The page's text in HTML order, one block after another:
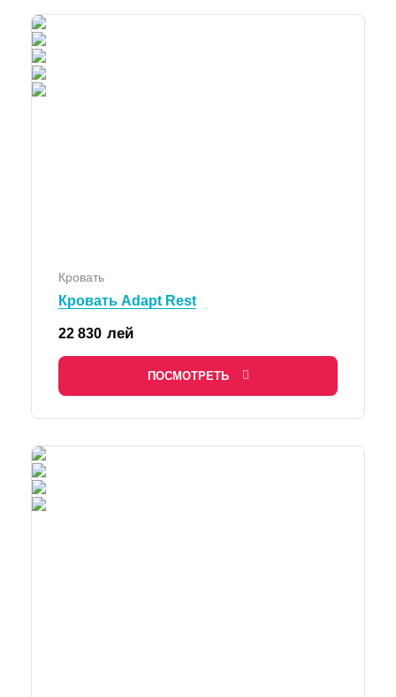
Кровать
Кровать Adapt Rest
22 830 лей
ПОСМОТРЕТЬ